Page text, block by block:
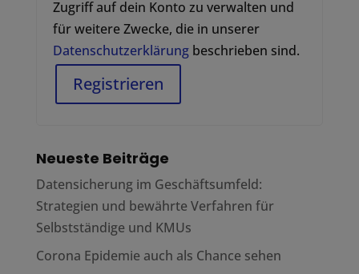
Zugriff auf dein Konto zu verwalten und
für weitere Zwecke, die in unserer
Datenschutzerklärungbeschrieben sind.
Registrieren
Neueste Beiträge
Datensicherung im Geschäftsumfeld:
Strategien und bewährte Verfahren für
Selbstständige und KMUs
Corona Epidemie auch als Chance sehen